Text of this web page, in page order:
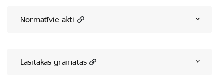
Normatīvie akti
Lasītākās grāmatas